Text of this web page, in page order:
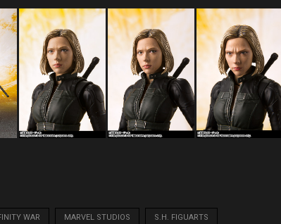
WAR MARVEL STUDIOS S.H. FIGUARTS